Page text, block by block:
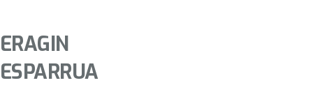
ERAGIN
ESPARRUA